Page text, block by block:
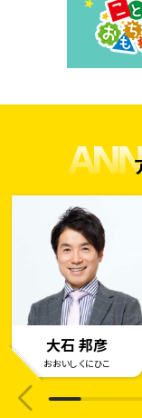
大石 邦彦
おおいし くにひこ